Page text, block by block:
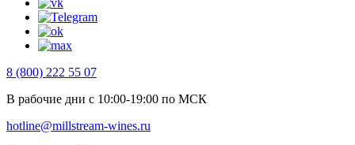
8 (800) 222 55 07
В рабочие дни с 10:00-19:00 по МСК
hotline@millstream-wines.ru